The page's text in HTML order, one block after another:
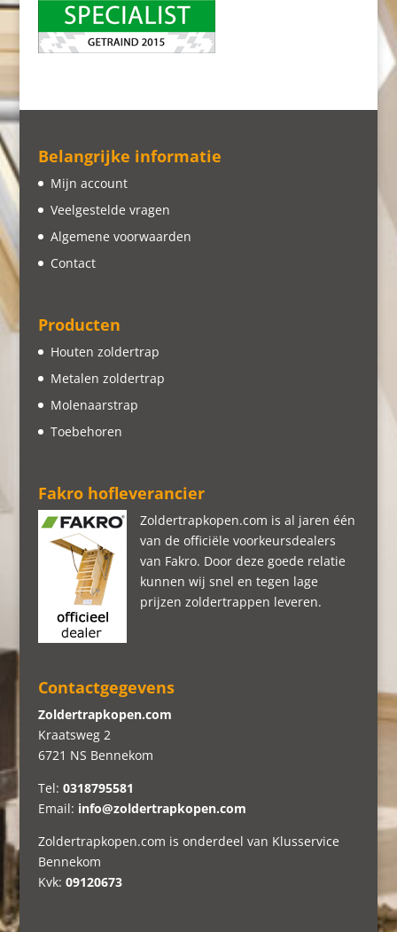
Belangrijke informatie
Mijn account
Veelgestelde vragen
Algemene voorwaarden
Contact
Producten
Houten zoldertrap
Metalen zoldertrap
Molenaarstrap
Toebehoren
Fakro hofleverancier
Zoldertrapkopen.com is al jaren één
van de officiële voorkeursdealers
van Fakro. Door deze goede relatie
kunnen wij snel en tegen lage
prijzen zoldertrappen leveren.
Contactgegevens
Zoldertrapkopen.com
Kraatsweg 2
6721 NS Bennekom
Tel: 0318795581
Email: info@zoldertrapkopen.com
Zoldertrapkopen.com is onderdeel van Klusservice
Bennekom
Kvk: 09120673